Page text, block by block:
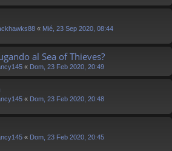
« Mié, 23 Sep 2020, 08:44
al Sea of Thieves?
« Dom, 23 Feb 2020, 20:49
« Dom, 23 Feb 2020, 20:48
« Dom, 23 Feb 2020, 20:45